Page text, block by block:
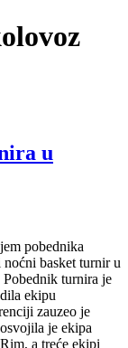
u
pobednika
basket turnir u
turnira je
ekipu
zauzeo je
je ekipa
a treće ekipi